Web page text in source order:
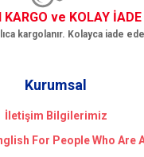
KARGO ve KOLAY İADE
kargolanır. Kolayca iade
Kurumsal
İletişim Bilgilerimiz
For People Who Are